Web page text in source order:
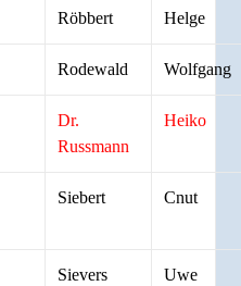
Röbbert Helge
Rodewald Wolfgang
Dr.
Russmann
Heiko
Siebert Cnut
Sievers Uwe